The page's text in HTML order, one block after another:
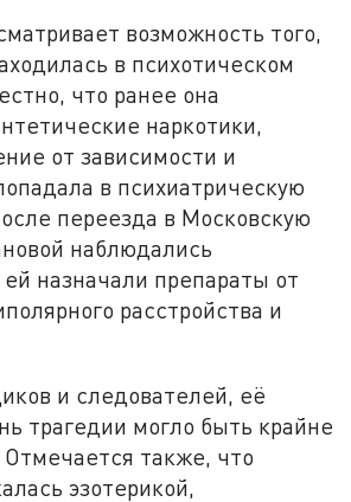
возможность того,
в психотическом
что ранее она
наркотики,
от зависимости и
в психиатрическую
переезда в Московскую
наблюдались
назначали препараты от
расстройства и
и следователей, её
трагедии могло быть крайне
также, что
эзотерикой,